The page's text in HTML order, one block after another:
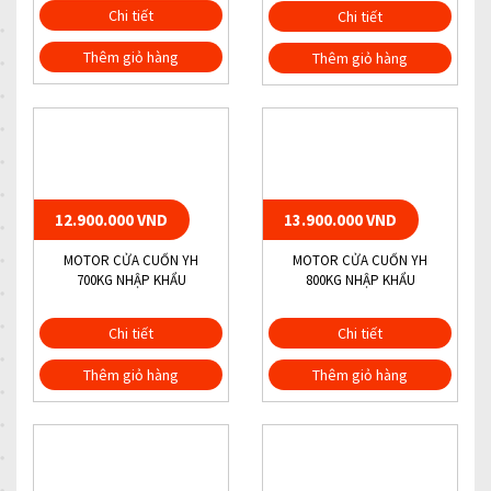
Chi tiết
Thêm giỏ hàng
Chi tiết
Thêm giỏ hàng
12.900.000 VND
MOTOR CỬA CUỐN YH
700KG NHẬP KHẨU
Chi tiết
Thêm giỏ hàng
13.900.000 VND
MOTOR CỬA CUỐN YH
800KG NHẬP KHẨU
Chi tiết
Thêm giỏ hàng